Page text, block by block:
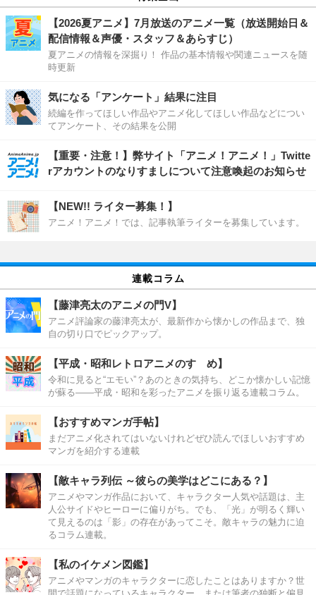
【2026夏アニメ】7月放送のアニメ一覧（放送開始日＆
配信情報＆声優・スタッフ＆あらすじ）
夏アニメの情報を深掘り！ 作品の基本情報や関連ニュースを随
時更新
気になる「アンケート」結果に注目
続編を作ってほしい作品やアニメ化してほしい作品などについ
てアンケート、その結果を公開
【重要・注意！】弊サイト「アニメ！アニメ！」Twitte
rアカウントのなりすましについて注意喚起のお知らせ
【NEW!! ライター募集！】
アニメ！アニメ！では、記事執筆ライターを募集しています。
連載コラム
【藤津亮太のアニメの門V】
アニメ評論家の藤津亮太が、最新作から懐かしの作品まで、独
自の切り口でピックアップ。
【平成・昭和レトロアニメのすゝめ】
令和に見ると“エモい”？あのときの気持ち、どこか懐かしい記憶
が蘇る――平成・昭和を彩ったアニメを振り返る連載コラム。
【おすすめマンガ手帖】
まだアニメ化されてはいないけれどぜひ読んでほしいおすすめ
マンガを紹介する連載
【敵キャラ列伝 ～彼らの美学はどこにある？】
アニメやマンガ作品において、キャラクター人気や話題は、主
人公サイドやヒーローに偏りがち。でも、「光」が明るく輝い
て見えるのは「影」の存在があってこそ。敵キャラの魅力に迫
るコラム連載。
【私のイケメン図鑑】
アニメやマンガのキャラクターに恋したことはありますか？世